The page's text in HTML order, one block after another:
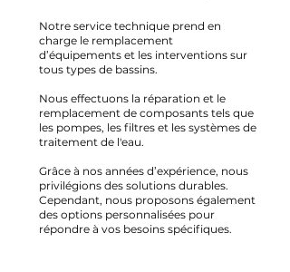
Notre service technique prend en
charge le remplacement
d’équipements et les interventions sur
tous types de bassins.
Nous effectuons la réparation et le
remplacement de composants tels que
les pompes, les filtres et les systèmes de
traitement de l'eau.
Grâce à nos années d’expérience, nous
privilégions des solutions durables.
Cependant, nous proposons également
des options personnalisées pour
répondre à vos besoins spécifiques.